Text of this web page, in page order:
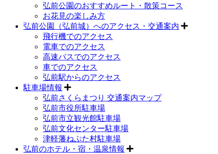
弘前公園のおすすめルート・散策コース
お花見の楽しみ方
弘前公園（弘前城）へのアクセス・交通案内
飛行機でのアクセス
電車でのアクセス
高速バスでのアクセス
車でのアクセス
弘前駅からのアクセス
駐車場情報
弘前さくらまつり 交通案内マップ
弘前市役所駐車場
弘前市立観光館駐車場
弘前文化センター駐車場
津軽藩ねぷた村駐車場
弘前のホテル・宿・温泉情報